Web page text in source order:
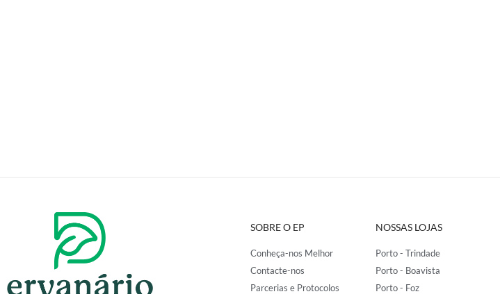
SOBRE O EP
Conheça-nos Melhor
Contacte-nos
Parcerias e Protocolos
NOSSAS LOJAS
Porto - Trindade
Porto - Boavista
Porto - Foz